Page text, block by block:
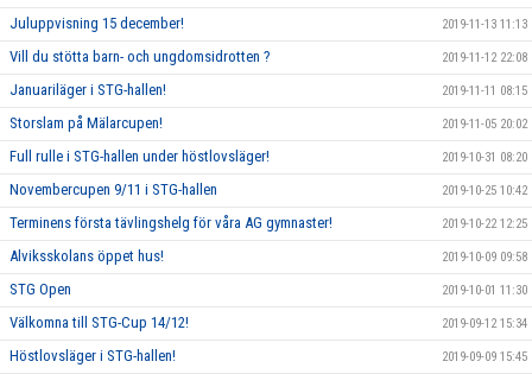
Juluppvisning 15 december! 2019-11-13 11:13
Vill du stötta barn- och ungdomsidrotten ? 2019-11-12 22:08
Januariläger i STG-hallen! 2019-11-11 08:15
Storslam på Mälarcupen! 2019-11-05 20:02
Full rulle i STG-hallen under höstlovsläger! 2019-10-31 08:20
Novembercupen 9/11 i STG-hallen 2019-10-25 10:42
Terminens första tävlingshelg för våra AG gymnaster! 2019-10-22 12:25
Alviksskolans öppet hus! 2019-10-09 09:58
STG Open 2019-10-01 11:30
Välkomna till STG-Cup 14/12! 2019-09-12 15:34
Höstlovsläger i STG-hallen! 2019-09-09 15:45